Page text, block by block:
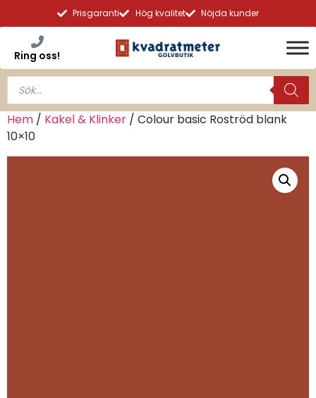
Prisgaranti Hög kvalitet Nöjda kunder
Ring oss!
Hem / Kakel & Klinker / Colour basic Roströd blank
10×10